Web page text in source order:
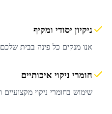
ניקיון יסודי ומקיף
אנו מנקים כל פינה בבית
חומרי ניקוי איכותיים
שימוש בחומרי ניקוי מקצועיים